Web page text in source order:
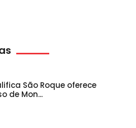
São Roque oferece
de Mon...